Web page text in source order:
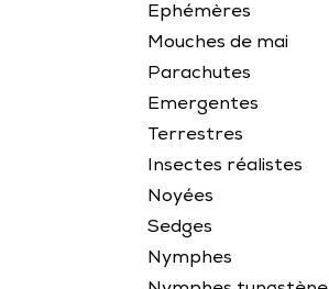
Ephémères
Mouches de mai
Parachutes
Emergentes
Terrestres
Insectes réalistes
Noyées
Sedges
Nymphes